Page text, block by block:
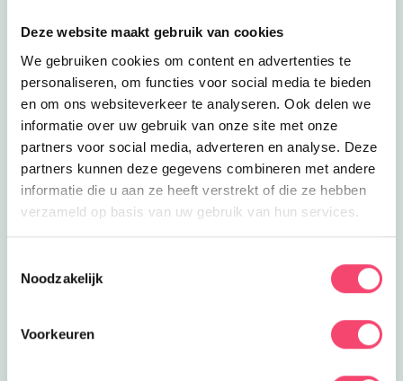
Deze website maakt gebruik van cookies
We gebruiken cookies om content en advertenties te
personaliseren, om functies voor social media te bieden
en om ons websiteverkeer te analyseren. Ook delen we
informatie over uw gebruik van onze site met onze
partners voor social media, adverteren en analyse. Deze
partners kunnen deze gegevens combineren met andere
informatie die u aan ze heeft verstrekt of die ze hebben
verzameld op basis van uw gebruik van hun services.
Noodzakelijk
Voorkeuren
Nog lekker lang zomervakantie! Op zoek naar leuke
musea en kinderworkshops tot trampolinepark en
spetterpret. Stuk voor stuk aanraders!